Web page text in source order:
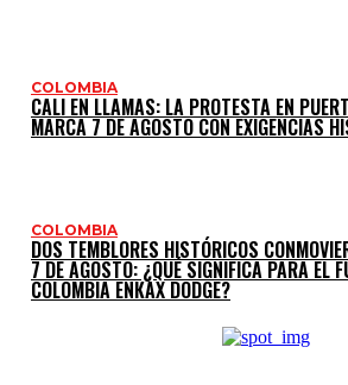
COLOMBIA
CALI EN LLAMAS: LA PROTESTA EN
MARCA 7 DE AGOSTO CON EXIGENCIAS
COLOMBIA
DOS TEMBLORES HISTÓRICOS
7 DE AGOSTO: ¿QUÉ SIGNIFICA PARA EL
COLOMBIA ENКАХ DODGE?